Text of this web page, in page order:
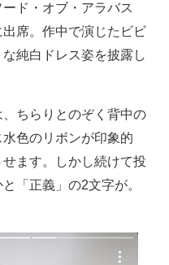
ド・オブ・アラバス
席。作中で演じたビビ
純白ドレス姿を披露し
ちらりとのぞく背中の
色のリボンが印象的
ます。しかし続けて投
「正義」の2文字が。